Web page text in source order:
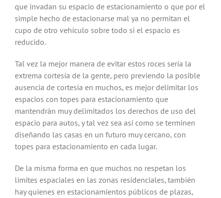
que invadan su espacio de estacionamiento o que por el
simple hecho de estacionarse mal ya no permitan el
cupo de otro vehículo sobre todo si el espacio es
reducido.
Tal vez la mejor manera de evitar estos roces sería la
extrema cortesía de la gente, pero previendo la posible
ausencia de cortesía en muchos, es mejor delimitar los
espacios con topes para estacionamiento que
mantendrán muy delimitados los derechos de uso del
espacio para autos, y tal vez sea así como se terminen
diseñando las casas en un futuro muy cercano, con
topes para estacionamiento en cada lugar.
De la misma forma en que muchos no respetan los
límites espaciales en las zonas residenciales, también
hay quienes en estacionamientos públicos de plazas,